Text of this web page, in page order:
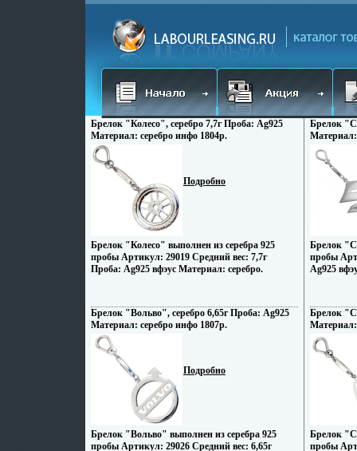
Брелок "Колесо", серебро 7,7г Проба: Ag925
Материал: серебро инфо 1804p.
Подробно
Брелок "Колесо" выполнен из серебра 925
пробы Артикул: 29019 Средний вес: 7,7г
Проба: Ag925 вфэус Материал: серебро.
Брелок "Вольво", серебро 6,65г Проба: Ag925
Материал: серебро инфо 1807p.
Подробно
Брелок "Вольво" выполнен из серебра 925
пробы Артикул: 29026 Средний вес: 6,65г
Брелок
Материал:
Брелок
пробы
Ag925
Брелок
Материал:
Брелок
пробы